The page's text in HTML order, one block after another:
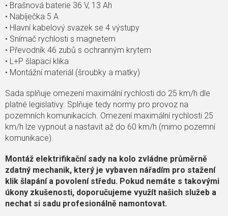
• Brašnová baterie 36 V, 13 Ah
• Nabíječka 5 A
• Hlavní kabelový svazek se 4 výstupy
• Snímač rychlosti s magnetem
• Převodník 46 zubů s ochranným krytem
• L+P šlapací klika
• Montážní materiál (šroubky a matky)
Sada splňuje omezení maximální rychlosti do 25 km/h dle
platné legislativy. Splňuje tedy normy pro provoz na
pozemních komunikacích. Omezení maximální rychlosti 25
km/h lze vypnout a nastavit až do 60 km/h (mimo pozemní
komunikace).
Montáž elektrifikační sady na kolo zvládne průměrně
zdatný mechanik, který je vybaven nářadím pro stažení
klik šlapání a povolení středu. Pokud nemáte s takovými
úkony zkušenosti, doporučujeme využít našich služeb a
nechat si sadu profesionálně namontovat.